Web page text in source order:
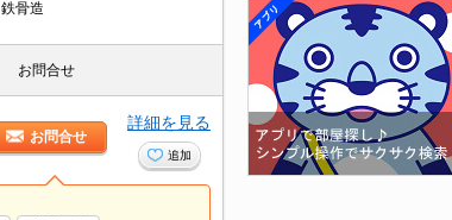
鉄骨造
お問合せ
お問合せ
詳細を見る
追加